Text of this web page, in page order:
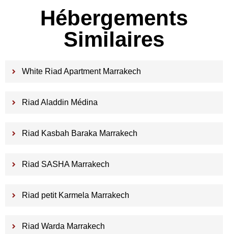
Hébergements
Similaires
White Riad Apartment Marrakech
Riad Aladdin Médina
Riad Kasbah Baraka Marrakech
Riad SASHA Marrakech
Riad petit Karmela Marrakech
Riad Warda Marrakech